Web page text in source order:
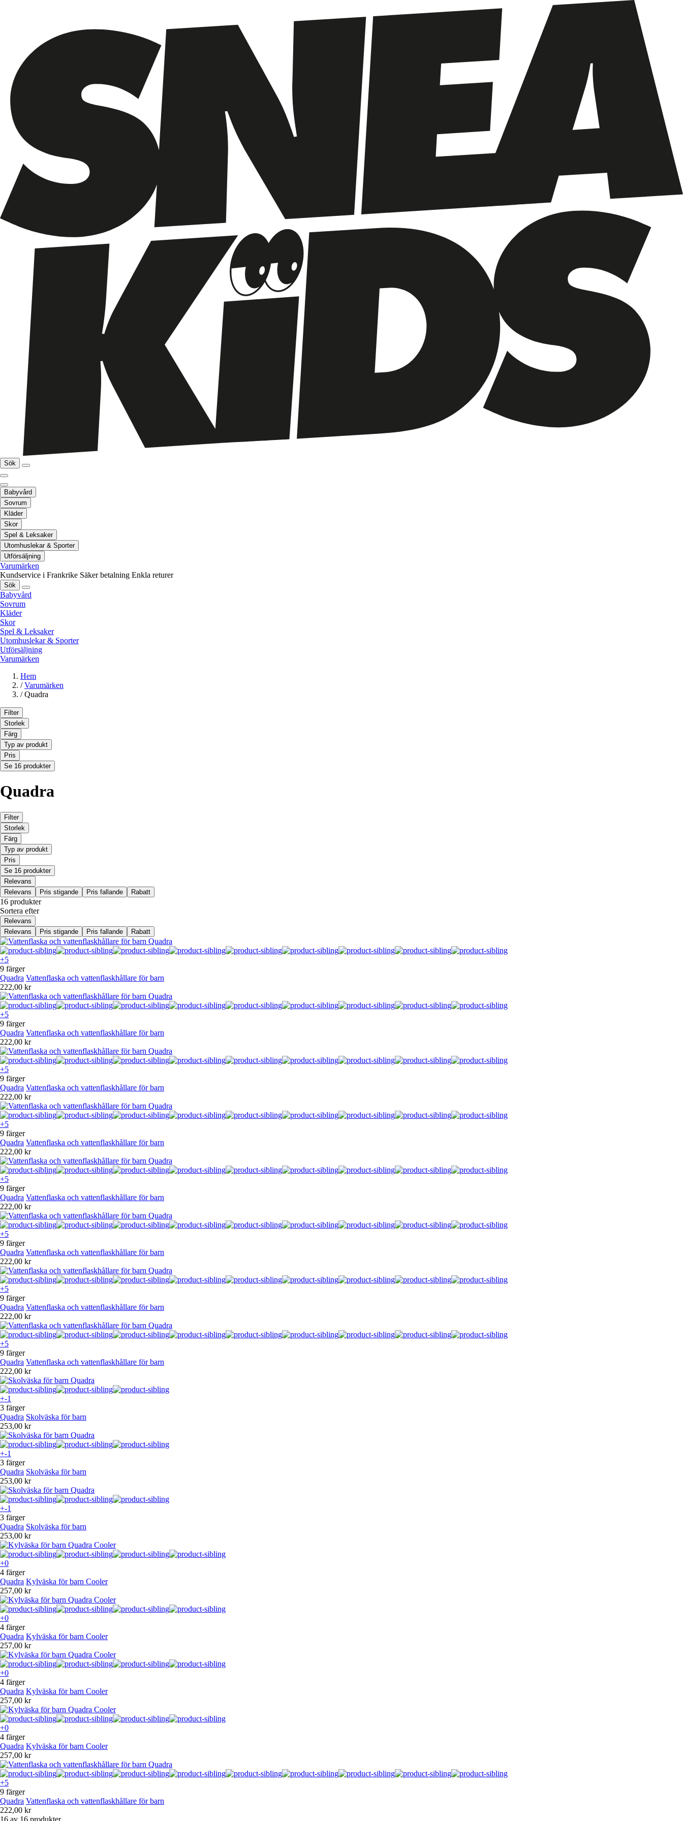
Sök
Babyvård
Sovrum
Kläder
Skor
Spel & Leksaker
Utomhuslekar & Sporter
Utförsäljning
Varumärken
Kundservice i Frankrike Säker betalning Enkla returer
Sök
Babyvård
Sovrum
Kläder
Skor
Spel & Leksaker
Utomhuslekar & Sporter
Utförsäljning
Varumärken
Hem
/ Varumärken
/ Quadra
Filter
Storlek
Färg
Typ av produkt
Pris
Se 16 produkter
Quadra
Filter
Storlek
Färg
Typ av produkt
Pris
Se 16 produkter
Relevans
Relevans
Pris stigande Pris fallande Rabatt
16 produkter
Sortera efter
Relevans
Relevans
Pris stigande Pris fallande Rabatt
+5
9 färger
Quadra Vattenflaska och vattenflaskhållare för barn
222,00 kr
+5
9 färger
Quadra Vattenflaska och vattenflaskhållare för barn
222,00 kr
+5
9 färger
Quadra Vattenflaska och vattenflaskhållare för barn
222,00 kr
+5
9 färger
Quadra Vattenflaska och vattenflaskhållare för barn
222,00 kr
+5
9 färger
Quadra Vattenflaska och vattenflaskhållare för barn
222,00 kr
+5
9 färger
Quadra Vattenflaska och vattenflaskhållare för barn
222,00 kr
+5
9 färger
Quadra Vattenflaska och vattenflaskhållare för barn
222,00 kr
+5
9 färger
Quadra Vattenflaska och vattenflaskhållare för barn
222,00 kr
+-1
3 färger
Quadra Skolväska för barn
253,00 kr
+-1
3 färger
Quadra Skolväska för barn
253,00 kr
+-1
3 färger
Quadra Skolväska för barn
253,00 kr
+0
4 färger
Quadra Kylväska för barn Cooler
257,00 kr
+0
4 färger
Quadra Kylväska för barn Cooler
257,00 kr
+0
4 färger
Quadra Kylväska för barn Cooler
257,00 kr
+0
4 färger
Quadra Kylväska för barn Cooler
257,00 kr
+5
9 färger
Quadra Vattenflaska och vattenflaskhållare för barn
222,00 kr
16 av 16 produkter